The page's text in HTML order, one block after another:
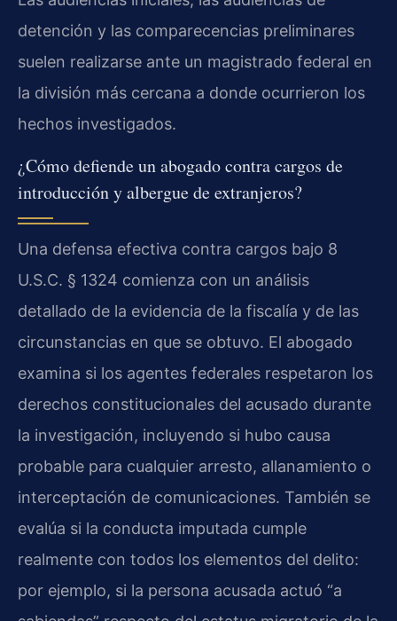
detención y las comparecencias preliminares
suelen realizarse ante un magistrado federal en
la división más cercana a donde ocurrieron los
hechos investigados.
¿Cómo defiende un abogado contra cargos de
introducción y albergue de extranjeros?
Una defensa efectiva contra cargos bajo 8
U.S.C. § 1324 comienza con un análisis
detallado de la evidencia de la fiscalía y de las
circunstancias en que se obtuvo. El abogado
examina si los agentes federales respetaron los
derechos constitucionales del acusado durante
la investigación, incluyendo si hubo causa
probable para cualquier arresto, allanamiento o
interceptación de comunicaciones. También se
evalúa si la conducta imputada cumple
realmente con todos los elementos del delito:
por ejemplo, si la persona acusada actuó “a